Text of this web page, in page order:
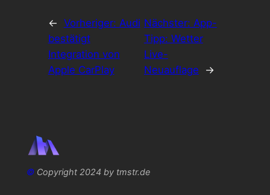
← Vorheriger: Audi
bestätigt
Integration von
Apple CarPlay
Nächster: App-
Tipp: Wetter
Live-
Neuauflage
→
©Copyright 2024 by tmstr.de